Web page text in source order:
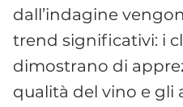
dall’indagine
trend significativi: i
dimostrano di
qualità del vino e gli